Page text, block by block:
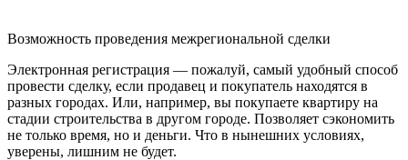
Возможность проведения межрегиональной сделки
Электронная регистрация — пожалуй, самый удобный способ
провести сделку, если продавец и покупатель находятся в
разных городах. Или, например, вы покупаете квартиру на
стадии строительства в другом городе. Позволяет сэкономить
не только время, но и деньги. Что в нынешних условиях,
уверены, лишним не будет.